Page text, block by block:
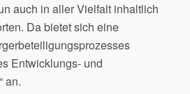
auch in aller Vielfalt inhaltlich
Da bietet sich eine
Entwicklungs- und
an.